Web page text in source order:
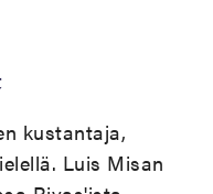
kustantaja,
Luis Misan